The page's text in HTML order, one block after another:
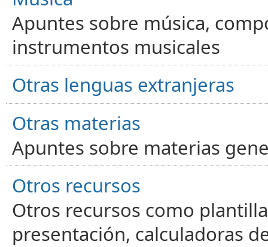
Apuntes sobre música,
instrumentos musicales
Otras lenguas extranjeras
Otras materias
Apuntes sobre materias
Otros recursos
Otros recursos como
presentación, calculadoras